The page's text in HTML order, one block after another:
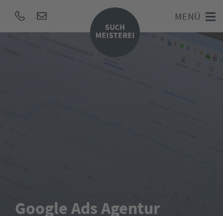
MENÜ
Google Ads Agentur